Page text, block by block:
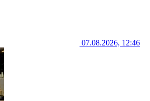
07.08.2026, 12:46